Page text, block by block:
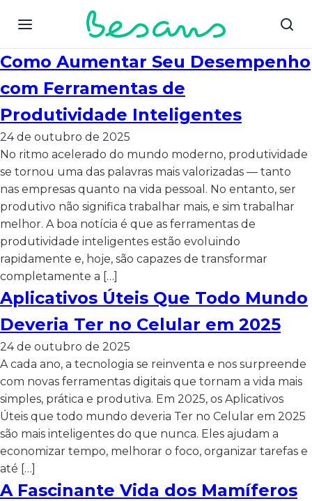
Como Aumentar Seu Desempenho
com Ferramentas de
Produtividade Inteligentes
24 de outubro de 2025
No ritmo acelerado do mundo moderno, produtividade
se tornou uma das palavras mais valorizadas — tanto
nas empresas quanto na vida pessoal. No entanto, ser
produtivo não significa trabalhar mais, e sim trabalhar
melhor. A boa notícia é que as ferramentas de
produtividade inteligentes estão evoluindo
rapidamente e, hoje, são capazes de transformar
completamente a […]
Aplicativos Úteis Que Todo Mundo
Deveria Ter no Celular em 2025
24 de outubro de 2025
A cada ano, a tecnologia se reinventa e nos surpreende
com novas ferramentas digitais que tornam a vida mais
simples, prática e produtiva. Em 2025, os Aplicativos
Úteis que todo mundo deveria Ter no Celular em 2025
são mais inteligentes do que nunca. Eles ajudam a
economizar tempo, melhorar o foco, organizar tarefas e
até […]
A Fascinante Vida dos Mamíferos